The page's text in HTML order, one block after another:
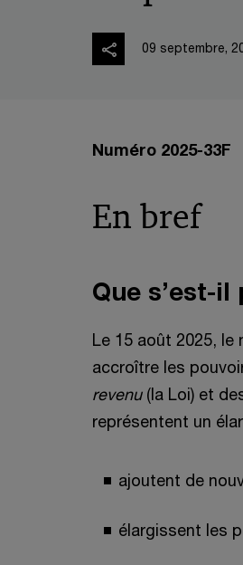
09 septembre,
Numéro 2025-33F
En bref
Que s’est-il
Le 15 août 2025,
accroître les
revenu(la Loi) et
représentent un
ajoutent de
élargissent les